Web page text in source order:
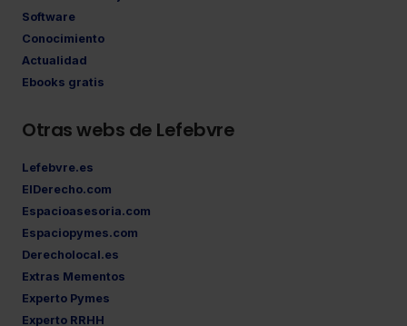
Software
Conocimiento
Actualidad
Ebooks gratis
Otras webs de Lefebvre
Lefebvre.es
ElDerecho.com
Espacioasesoria.com
Espaciopymes.com
Derecholocal.es
Extras Mementos
Experto Pymes
Experto RRHH